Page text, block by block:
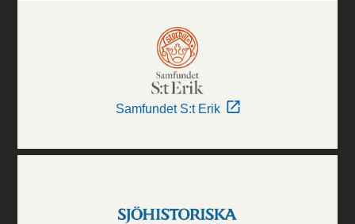
Samfundet S:t Erik